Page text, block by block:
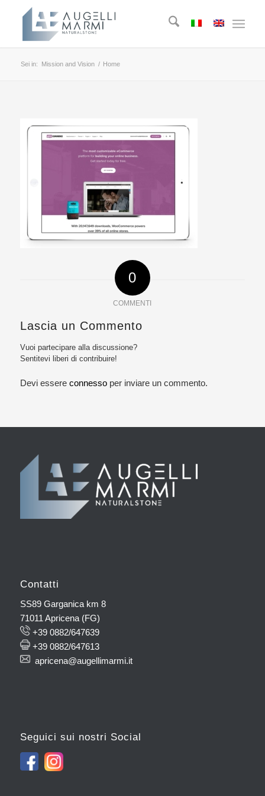
Sei in: Mission and Vision / Home
0
COMMENTI
Lascia un Commento
Vuoi partecipare alla discussione?
Sentitevi liberi di contribuire!
Devi essere connessoper inviare un commento.
Contatti
SS89 Garganica km 8
71011 Apricena (FG)
+39 0882/647639
+39 0882/647613
apricena@augellimarmi.it
Seguici sui nostri Social